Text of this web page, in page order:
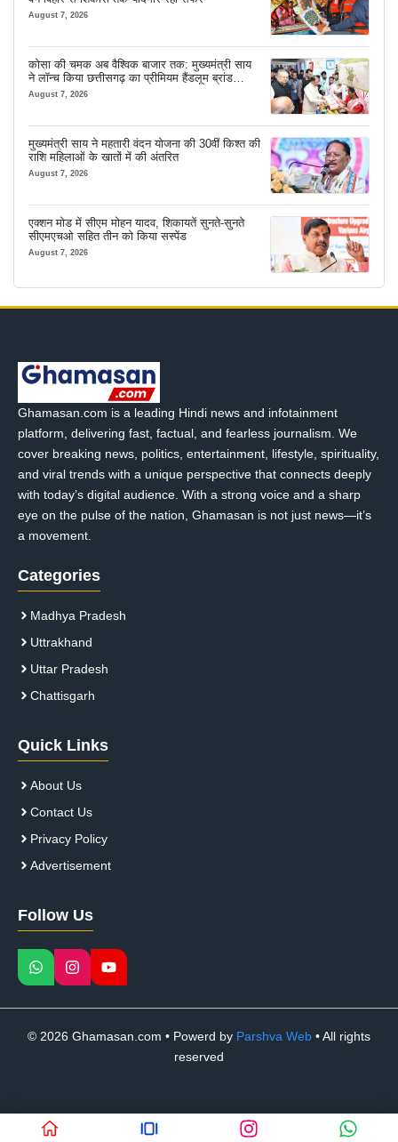
August 7, 2026
कोसा की चमक अब वैश्विक बाजार तक: मुख्यमंत्री साय
ने लॉन्च किया छत्तीसगढ़ का प्रीमियम हैंडलूम ब्रांड
‘कोशल फैब’
August 7, 2026
मुख्यमंत्री साय ने महतारी वंदन योजना की 30वीं किश्त की
राशि महिलाओं के खातों में की अंतरित
August 7, 2026
एक्शन मोड में सीएम मोहन यादव, शिकायतें सुनते-सुनते
सीएमएचओ सहित तीन को किया सस्पेंड
August 7, 2026
Ghamasan.com is a leading Hindi news and infotainment
platform, delivering fast, factual, and fearless journalism. We
cover breaking news, politics, entertainment, lifestyle, spirituality,
and viral trends with a unique perspective that connects deeply
with today’s digital audience. With a strong voice and a sharp
eye on the pulse of the nation, Ghamasan is not just news—it’s
a movement.
Categories
Madhya Pradesh
Uttrakhand
Uttar Pradesh
Chattisgarh
Quick Links
About Us
Contact Us
Privacy Policy
Advertisement
Follow Us
© 2026 Ghamasan.com • Powerd by Parshva Web • All rights
reserved